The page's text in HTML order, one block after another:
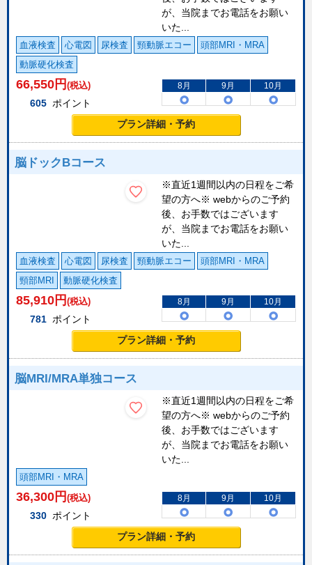
が、当院までお電話をお願い
いた...
血液検査 心電図 尿検査 頸動脈エコー
頭部MRI・MRA
動脈硬化検査
66,550 円 (税込)
605 ポイント
8月 9月 10月
プラン詳細・予約
脳ドックBコース
※直近1週間以内の日程をご希
望の方へ※ webからのご予約
後、お手数ではございます
が、当院までお電話をお願い
いた...
血液検査 心電図 尿検査 頸動脈エコー
頭部MRI・MRA
頸部MRI
動脈硬化検査
85,910 円 (税込)
781 ポイント
8月 9月 10月
プラン詳細・予約
脳MRI/MRA単独コース
※直近1週間以内の日程をご希
望の方へ※ webからのご予約
後、お手数ではございます
が、当院までお電話をお願い
いた...
頭部MRI・MRA
36,300 円 (税込)
330 ポイント
8月 9月 10月
プラン詳細・予約